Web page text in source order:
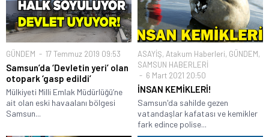
GÜNDEM 17 Temmuz 2019 09:53
Samsun’da ‘Devletin yeri’ olan
otopark ‘gasp edildi’
Mülkiyeti Milli Emlak Müdürlüğü’ne
ait olan eski havaalanı bölgesi
Samsun...
ASAYİŞ, Atakum Haberleri, GÜNDEM,
SAMSUN HABERLERİ
6 Mart 2021 20:50
İNSAN KEMİKLERİ!
Samsun'da sahilde gezen
vatandaşlar kafatası ve kemikler
fark edince polise...